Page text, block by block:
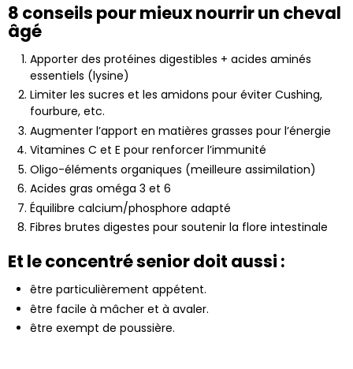
8 conseils pour mieux nourrir un cheval
âgé
Apporter des protéines digestibles + acides aminés
essentiels (lysine)
Limiter les sucres et les amidons pour éviter Cushing,
fourbure, etc.
Augmenter l’apport en matières grasses pour l’énergie
Vitamines C et E pour renforcer l’immunité
Oligo-éléments organiques (meilleure assimilation)
Acides gras oméga 3 et 6
Équilibre calcium/phosphore adapté
Fibres brutes digestes pour soutenir la flore intestinale
Et le concentré senior doit aussi :
être particulièrement appétent.
être facile à mâcher et à avaler.
être exempt de poussière.